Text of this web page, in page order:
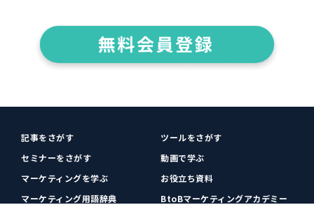
記事をさがす
ツールをさがす
セミナーをさがす
動画で学ぶ
マーケティングを学ぶ
お役立ち資料
マーケティング用語辞典
BtoBマーケティングアカデミー